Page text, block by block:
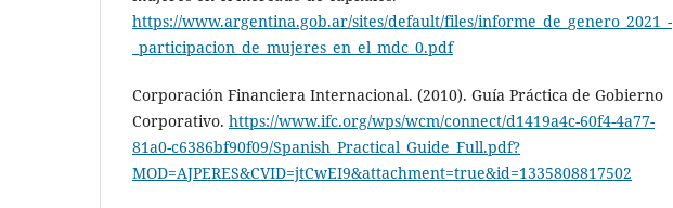
https://www.argentina.gob.ar/sites/default/files/informe_de_genero_2021_-
_participacion_de_mujeres_en_el_mdc_0.pdf
Corporación Financiera Internacional. (2010). Guía Práctica de Gobierno
Corporativo. https://www.ifc.org/wps/wcm/connect/d1419a4c-60f4-4a77-
81a0-c6386bf90f09/Spanish_Practical_Guide_Full.pdf?
MOD=AJPERES&CVID=jtCwEI9&attachment=true&id=1335808817502